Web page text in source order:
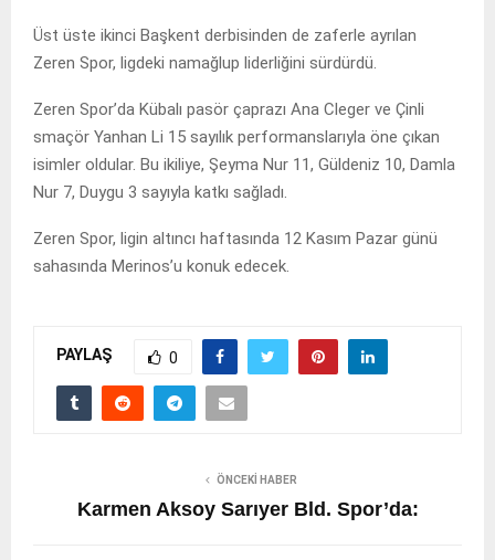
Üst üste ikinci Başkent derbisinden de zaferle ayrılan
Zeren Spor, ligdeki namağlup liderliğini sürdürdü.
Zeren Spor’da Kübalı pasör çaprazı Ana Cleger ve Çinli
smaçör Yanhan Li 15 sayılık performanslarıyla öne çıkan
isimler oldular. Bu ikiliye, Şeyma Nur 11, Güldeniz 10, Damla
Nur 7, Duygu 3 sayıyla katkı sağladı.
Zeren Spor, ligin altıncı haftasında 12 Kasım Pazar günü
sahasında Merinos’u konuk edecek.
PAYLAŞ 0
ÖNCEKI HABER
Karmen Aksoy Sarıyer Bld. Spor’da: